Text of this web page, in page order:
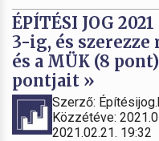
ÉPÍTÉSI JOG
3-ig, és szerezze
és a MÜK (8
pontjait »
Szerző:
Közzétéve:
2021.02.21. 19:32